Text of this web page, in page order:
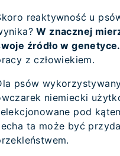
reaktywność u
W znacznej
źródło w
z człowiekiem.
psów
niemiecki
pod
ta może być